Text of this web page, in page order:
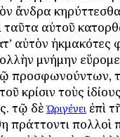
ἄνδρα
ταῦτα αὐτοῦ
αὐτὸν ἠκμακότες
μνήμην
προσφωνούντων,
κρίσιν τοὺς
τῷ δὲ Ὠριγένει ἐπὶ
πράττοντι πολλοὶ